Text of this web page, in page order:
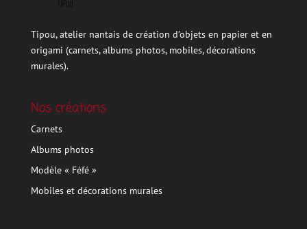
Tipou, atelier nantais de création d’objets en papier et en
origami (carnets, albums photos, mobiles, décorations
murales).
Nos créations
Carnets
Albums photos
Modèle « Féfé »
Mobiles et décorations murales